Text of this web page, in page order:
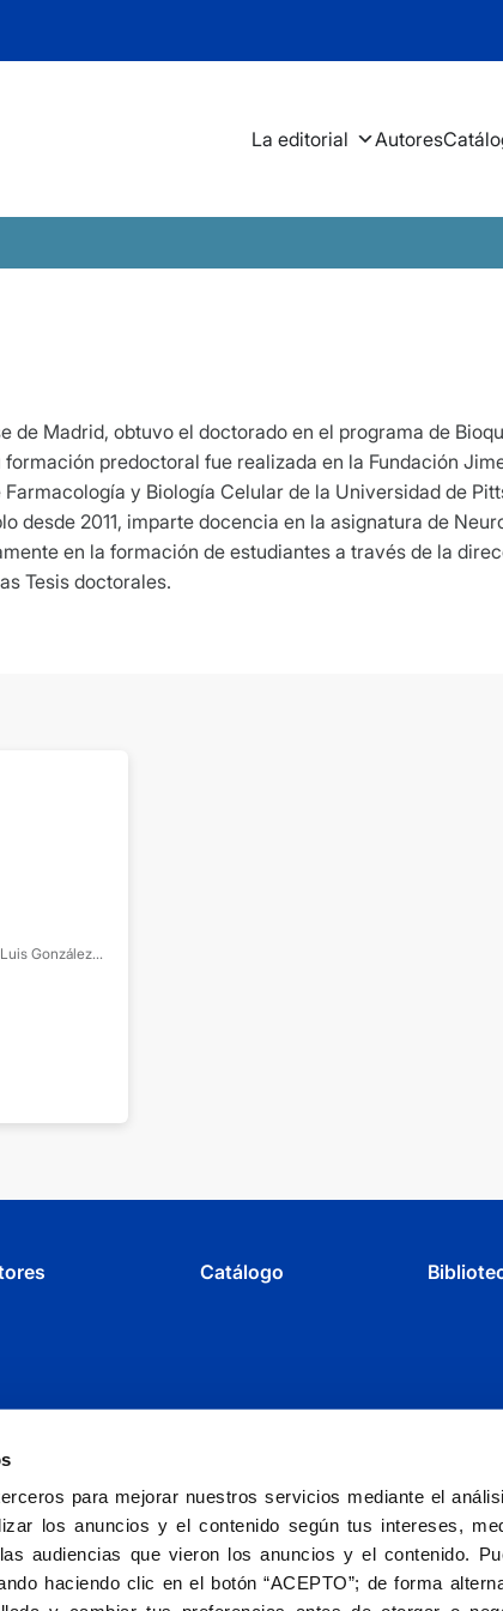
para mejorar nuestros servicios mediante el
los anuncios y el contenido según tus intereses,
audiencias que vieron los anuncios y el contenido.
haciendo clic en el botón “ACEPTO”; de forma
La editorial Autores
Madrid, obtuvo el doctorado en el programa de
predoctoral fue realizada en la Fundación
y Biología Celular de la Universidad de
desde 2011, imparte docencia en la asignatura de
en la formación de estudiantes a través de la
Tesis doctorales.
González
Catálogo